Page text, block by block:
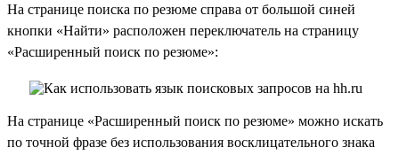
На странице поиска по резюме справа от большой синей
кнопки «Найти» расположен переключатель на страницу
«Расширенный поиск по резюме»:
На странице «Расширенный поиск по резюме» можно искать
по точной фразе без использования восклицательного знака